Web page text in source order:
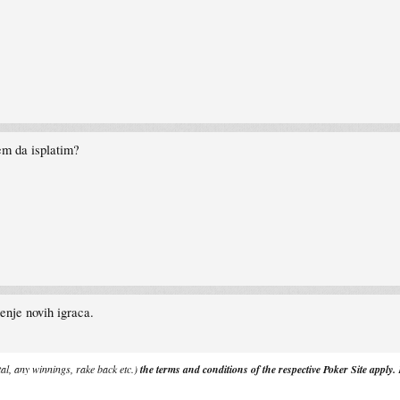
da isplatim?
novih igraca.
any winnings, rake back etc.)the terms and conditions of the respective Poker Site apply.